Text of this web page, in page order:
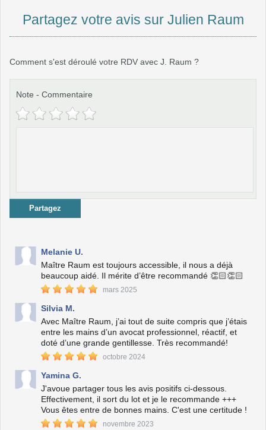
Partagez votre avis sur Julien Raum
Comment s'est déroulé votre RDV avec J. Raum ?
Note - Commentaire
Partagez
Melanie U.
Maître Raum est toujours accessible, il nous a déjà
beaucoup aidé. Il mérite d’être recommandé 👏🏻👏🏻
mars 2025
Silvia M.
Avec Maître Raum, j’ai tout de suite compris que j’étais
entre les mains d’un avocat professionnel, réactif, et
doté d’une grande gentillesse. Très recommandé!
octobre 2024
Yamina G.
J'avoue partager tous les avis positifs ci-dessous.
Effectivement, il sort du lot et je le recommande +++
Vous êtes entre de bonnes mains. C'est une certitude !
novembre 2023